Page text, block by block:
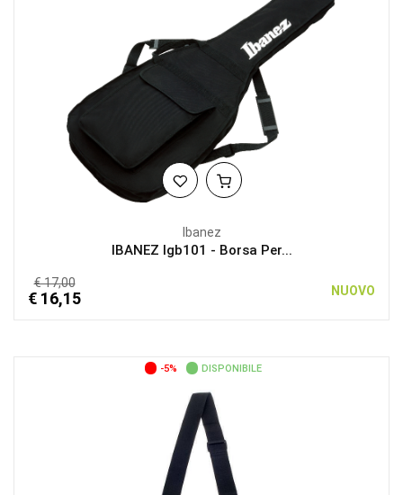
Ibanez
IBANEZ Igb101 - Borsa Per...
€ 17,00
€ 16,15 NUOVO
-5% DISPONIBILE